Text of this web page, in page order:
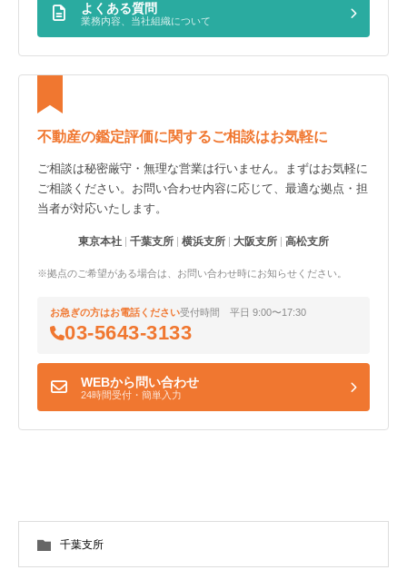
よくある質問
業務内容、当社組織について
不動産の鑑定評価に関するご相談はお気軽に
ご相談は秘密厳守・無理な営業は行いません。まずはお気軽に
ご相談ください。お問い合わせ内容に応じて、最適な拠点・担
当者が対応いたします。
東京本社 千葉支所 横浜支所 大阪支所 高松支所
※拠点のご希望がある場合は、お問い合わせ時にお知らせください。
お急ぎの方はお電話ください受付時間 平日 9:00〜17:30
03-5643-3133
WEBから問い合わせ
24時間受付・簡単入力
千葉支所